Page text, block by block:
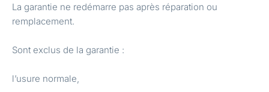
La garantie ne redémarre pas après réparation ou
remplacement.
Sont exclus de la garantie :
l’usure normale,